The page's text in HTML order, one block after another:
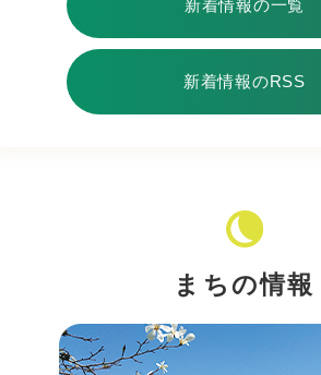
新着情報の一覧
新着情報のRSS
まちの情報